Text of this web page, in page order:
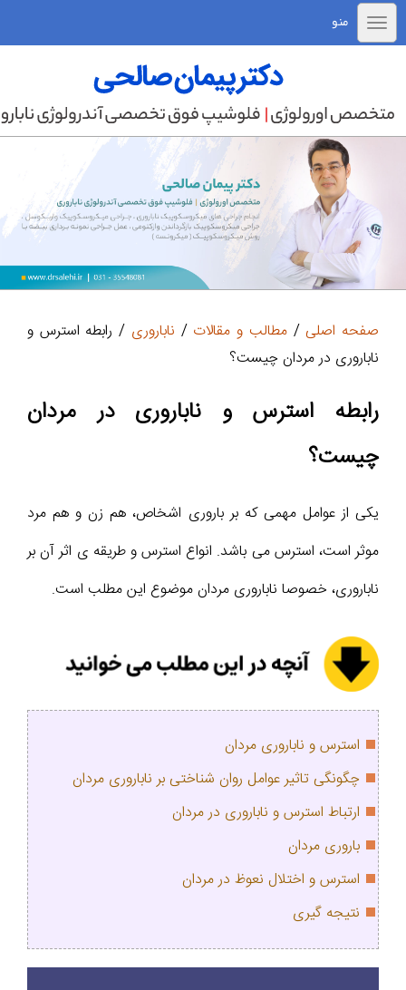
منو
صفحه اصلی /مطالب و مقالات / ناباروری / رابطه استرس و
ناباروری در مردان چیست؟
رابطه استرس و ناباروری در مردان
چیست؟
یکی از عوامل مهمی که بر باروری اشخاص، هم زن و هم مرد
موثر است، استرس می باشد. انواع استرس و طریقه ی اثر آن بر
ناباروری، خصوصا ناباروری مردان موضوع این مطلب است.
استرس و ناباروری مردان
چگونگی تاثیر عوامل روان شناختی بر ناباروری مردان
ارتباط استرس و ناباروری در مردان
باروری مردان
استرس و اختلال نعوظ در مردان
نتیجه گیری